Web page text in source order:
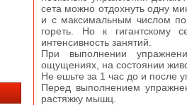
сета можно отдохнуть одну
и с максимальным числом
гореть. Но к гигантскому
интенсивность занятий.
При выполнении
ощущениях, на состоянии
Не ешьте за 1 час до и после
Перед выполнением
растяжку мышц.